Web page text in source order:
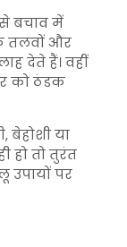
बचाव में
तलवों और
देते हैं। वहीं
को ठंडक
बेहोशी या
हो तो तुरंत
उपायों पर